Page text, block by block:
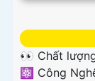
👀 Chất
⚛️ Công